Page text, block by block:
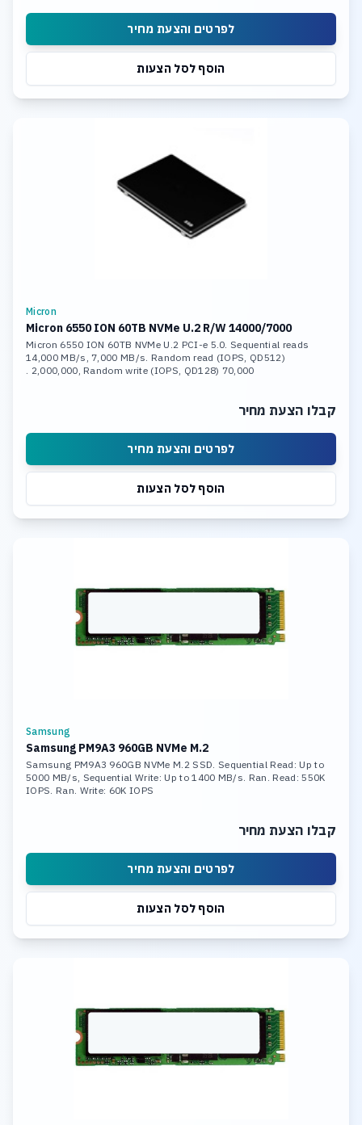
לפרטים והצעת מחיר
הוסף לסל הצעות
Micron
Micron 6550 ION 60TB NVMe U.2 R/W 14000/7000
Micron 6550 ION 60TB NVMe U.2 PCI-e 5.0. Sequential reads
14,000 MB/s, 7,000 MB/s. Random read (IOPS, QD512)
2,000,000, Random write (IOPS, QD128) 70,000 .
קבלו הצעת מחיר
לפרטים והצעת מחיר
הוסף לסל הצעות
Samsung
Samsung PM9A3 960GB NVMe M.2
Samsung PM9A3 960GB NVMe M.2 SSD. Sequential Read: Up to
5000 MB/s, Sequential Write: Up to 1400 MB/s. Ran. Read: 550K
IOPS. Ran. Write: 60K IOPS
קבלו הצעת מחיר
לפרטים והצעת מחיר
הוסף לסל הצעות